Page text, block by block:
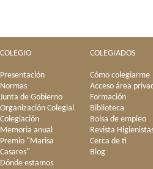
COLEGIO
Presentación
Normas
Junta de Gobierno
Organización Colegial
Colegiación
Memoria anual
Premio "Marisa
Casares"
Dónde estamos
COLEGIADOS
Cómo colegiarme
Acceso área
Formación
Biblioteca
Bolsa de empleo
Revista
Cerca de ti
Blog